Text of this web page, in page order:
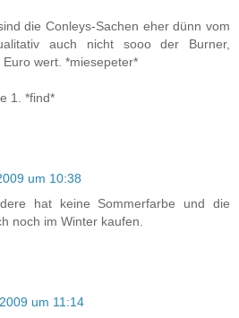
die Conleys-Sachen eher dünn vom
auch nicht sooo der Burner,
wert. *miesepeter*
1. *find*
um 10:38
hat keine Sommerfarbe und die
noch im Winter kaufen.
um 11:14